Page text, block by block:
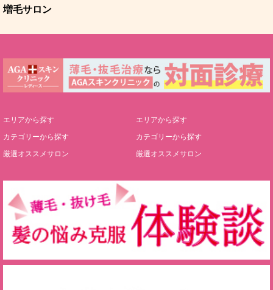
増毛サロン
エリアから探す
カテゴリーから探す
厳選オススメサロン
エリアから探す
カテゴリーから探す
厳選オススメサロン